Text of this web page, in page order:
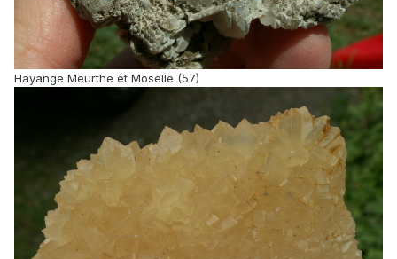
Hayange Meurthe et Moselle (57)